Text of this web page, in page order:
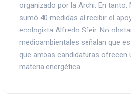
organizado por la Archi. En tanto,
sumó 40 medidas al recibir el
ecologista Alfredo Sfeir. No
medioambientales señalan que
que ambas candidaturas ofrecen
materia energética.